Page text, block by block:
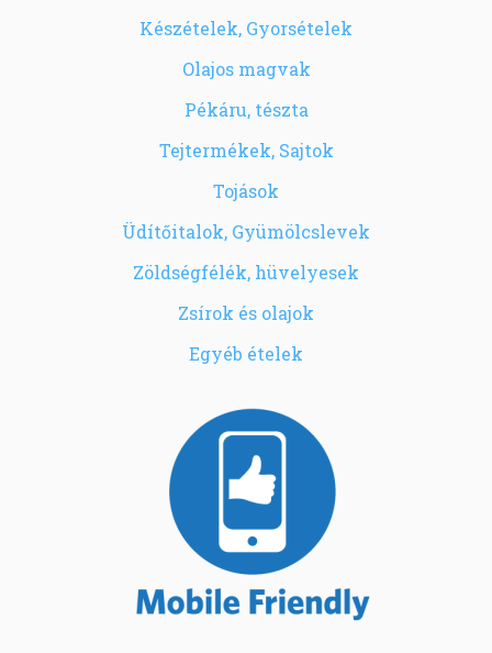
Készételek, Gyorsételek
Olajos magvak
Pékáru, tészta
Tejtermékek, Sajtok
Tojások
Üdítőitalok, Gyümölcslevek
Zöldségfélék, hüvelyesek
Zsírok és olajok
Egyéb ételek